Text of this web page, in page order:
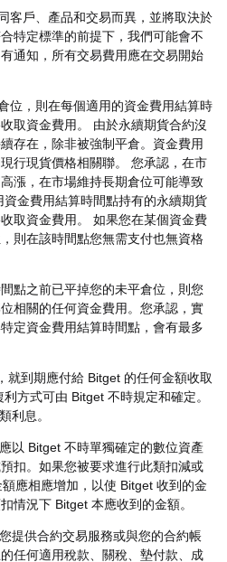
客戶、產品和交易而異，並將取決於
特定標準的前提下，我們可能會不
通知，所有交易費用應在交易開始
位，則在每個適用的資金費用結算時
取資金費用。 由於永續期貨合約沒
存在，除非被強制平倉。資金費用
行現貨價格相關聯。 您承認，在市
漲，在市場維持長期倉位可能導致
金費用結算時間點持有的永續期貨
取資金費用。 如果您在某個資金費
則在該時間點您無需支付也無資格
點之前已平掉您的未平倉位，則您
相關的任何資金費用。您承認，實
定資金費用結算時間點，會有最多
就到期應付給 Bitget 的任何金額收取
方式可由 Bitget 不時規定和確定。
利息。
以 Bitget 不時單獨確定的數位資產
扣。如果您被要求進行此類扣減或
應相應增加，以使 Bitget 收到的金
情況下 Bitget 本應收到的金額。
提供合約交易服務或與您的合約帳
任何適用稅款、關稅、墊付款、成